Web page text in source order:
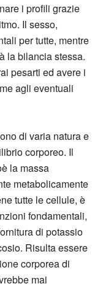
i profili grazie
Il sesso,
per tutte, mentre
la bilancia stessa.
pesarti ed avere i
agli eventuali
di varia natura e
corporeo. Il
la massa
metabolicamente
tutte le cellule, è
fondamentali,
di potassio
Risulta essere
corporea di
mai